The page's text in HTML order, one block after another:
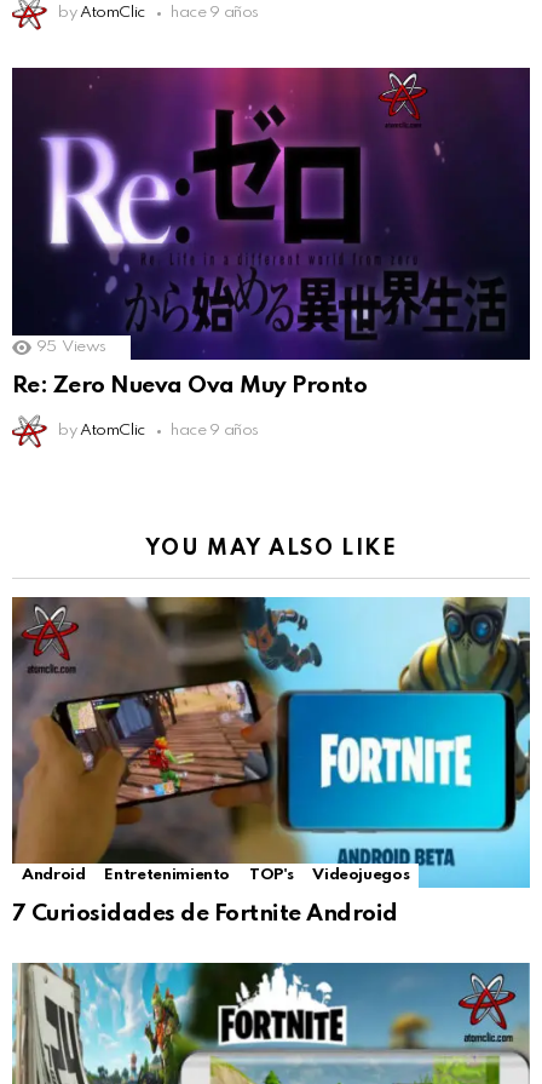
by AtomClic hace 9 años
95 Views
Re: Zero Nueva Ova Muy Pronto
by AtomClic hace 9 años
YOU MAY ALSO LIKE
Android Entretenimiento TOP's Videojuegos
7 Curiosidades de Fortnite Android